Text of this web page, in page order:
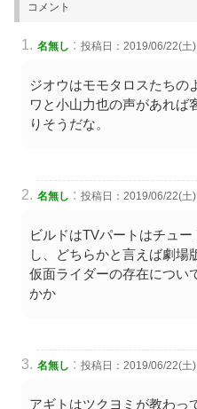
コメント
名無し : 投稿日：2019/06/22(土
ジオウはモモタロスたちの
ワと小山力也の声があれば
りそうだな。
名無し : 投稿日：2019/06/22(土
ビルドはTVパートはチュ
し、どちらかと言えば劇場
仮面ライダーの存在につい
かか
名無し : 投稿日：2019/06/22(土
アギトはツクヨミが教わっ